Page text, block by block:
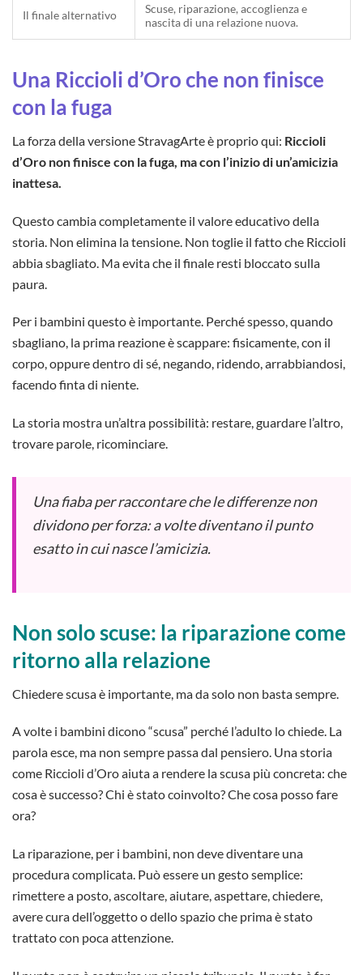
Il finale alternativo
Scuse, riparazione, accoglienza e
nascita di una relazione nuova.
Una Riccioli d’Oro che non finisce
con la fuga
La forza della versione StravagArte è proprio qui: Riccioli
d’Oro non finisce con la fuga, ma con l’inizio di un’amicizia
inattesa.
Questo cambia completamente il valore educativo della
storia. Non elimina la tensione. Non toglie il fatto che Riccioli
abbia sbagliato. Ma evita che il finale resti bloccato sulla
paura.
Per i bambini questo è importante. Perché spesso, quando
sbagliano, la prima reazione è scappare: fisicamente, con il
corpo, oppure dentro di sé, negando, ridendo, arrabbiandosi,
facendo finta di niente.
La storia mostra un’altra possibilità: restare, guardare l’altro,
trovare parole, ricominciare.
Una fiaba per raccontare che le differenze non
dividono per forza: a volte diventano il punto
esatto in cui nasce l’amicizia.
Non solo scuse: la riparazione come
ritorno alla relazione
Chiedere scusa è importante, ma da solo non basta sempre.
A volte i bambini dicono “scusa” perché l’adulto lo chiede. La
parola esce, ma non sempre passa dal pensiero. Una storia
come Riccioli d’Oro aiuta a rendere la scusa più concreta: che
cosa è successo? Chi è stato coinvolto? Che cosa posso fare
ora?
La riparazione, per i bambini, non deve diventare una
procedura complicata. Può essere un gesto semplice:
rimettere a posto, ascoltare, aiutare, aspettare, chiedere,
avere cura dell’oggetto o dello spazio che prima è stato
trattato con poca attenzione.